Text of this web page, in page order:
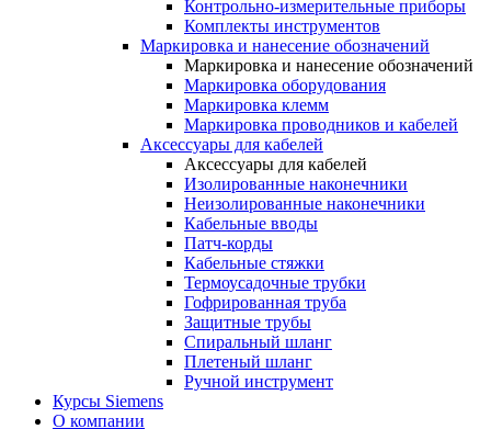
Контрольно-измерительные приборы
Комплекты инструментов
Маркировка и нанесение обозначений
Маркировка и нанесение обозначений
Маркировка оборудования
Маркировка клемм
Маркировка проводников и кабелей
Аксессуары для кабелей
Аксессуары для кабелей
Изолированные наконечники
Неизолированные наконечники
Кабельные вводы
Патч-корды
Кабельные стяжки
Термоусадочные трубки
Гофрированная труба
Защитные трубы
Спиральный шланг
Плетеный шланг
Ручной инструмент
Курсы Siemens
О компании